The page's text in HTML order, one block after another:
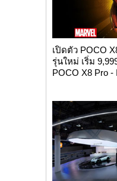
เปิดตัว POCO
รุ่นใหม่ เริ่ม
POCO X8 Pro -